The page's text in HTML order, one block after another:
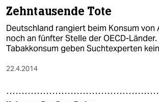
Zehntausende Tote
Deutschland rangiert beim Konsum von
noch an fünfter Stelle der OECD-
Tabakkonsum geben Suchtexperten
22.4.2014